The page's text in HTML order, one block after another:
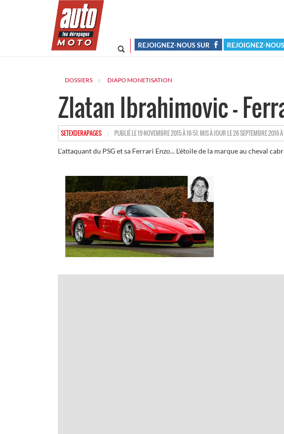
DOSSIERS DIAPO MONETISATION
Zlatan Ibrahimovic -
SETEXDERAPAGES HTTPS://WWW.LESDERAPAGES.COM/AUTHOR/SETEXDERAPAGES
PUBLIÉ LE 19 NOVEMBRE 2015 À 16:51. MIS À JOUR LE 26 SEPTEMBRE 2016
L’attaquant du PSG et sa Ferrari Enzo... L'étoile de la marque au cheval